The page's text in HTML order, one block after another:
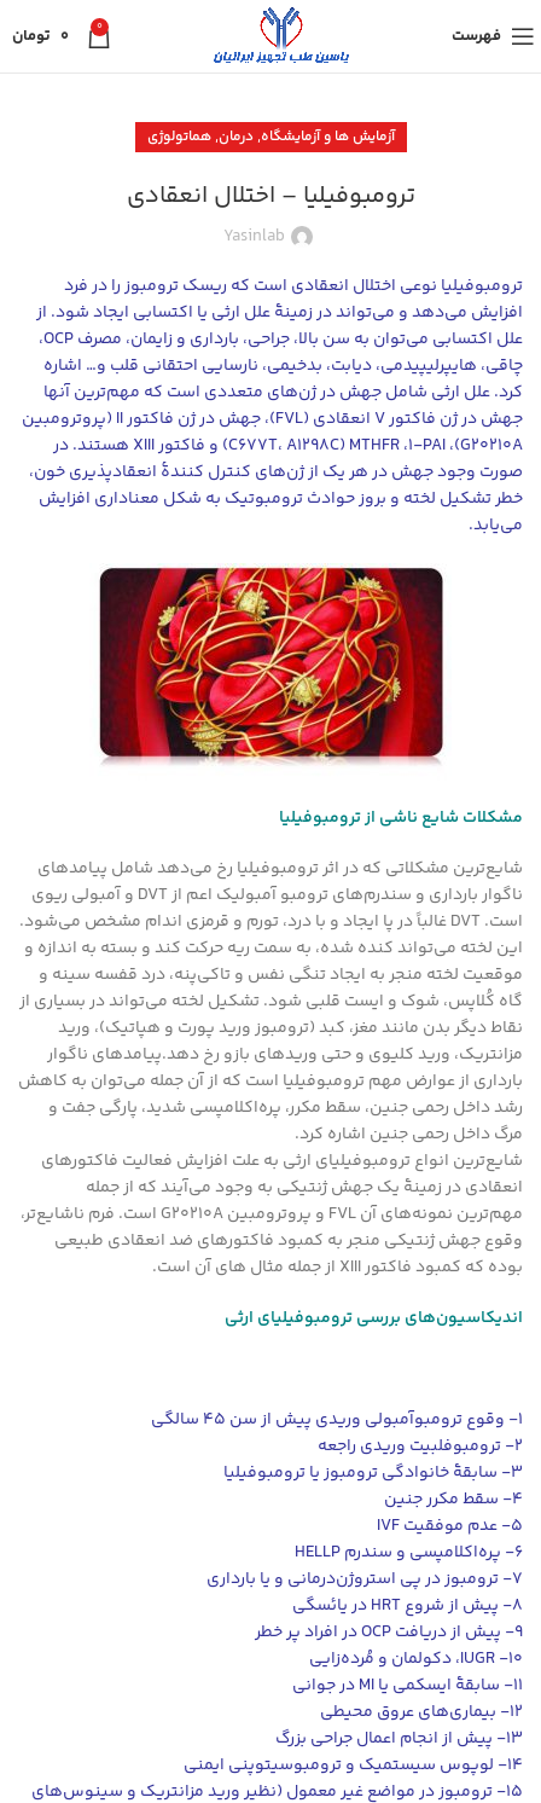
فهرست 0
0 تومان
آزمایش ها و آزمایشگاه,درمان,هماتولوژی
ترومبوفیلیا – اختلال انعقادی
Yasinlab
ترومبوفیلیا نوعی اختلال انعقادی است که ریسک ترومبوز را در فرد
افزایش می‌دهد و می‌تواند در ‌زمینۀ علل ارثی یا اکتسابی ایجاد شود. از
علل اکتسابی می‌توان به سن بالا، جراحی، بارداری و زایمان، مصرف OCP،
چاقی، هایپرلیپیدمی، دیابت، بدخیمی، نارسایی احتقانی قلب و… اشاره
کرد. علل ارثی شامل جهش در ژن‌های متعددی است که مهم‌ترین آنها
جهش در ژن فاکتور V انعقادی (FVL)، جهش در ژن فاکتور II (پروترومبین
G٢٠٢١٠A)، PAI-١، MTHFR (C٦٧٧T، A١٢٩٨C) و فاکتور XIII هستند. در
صورت وجود جهش در هر یک از ژن‌های کنترل کنندۀ انعقادپذیری خون،
خطر تشکیل لخته و بروز حوادث ترومبوتیک به شکل معناداری افزایش
می‌یابد.
مشکلات شایع ناشی از ترومبوفیلیا
شایع‌ترین مشکلاتی که در اثر ترومبوفیلیا رخ می‌دهد شامل پیامدهای
ناگوار بارداری و سندرم‌های ترومبو آمبولیک اعم از DVT و آمبولی ریوی
است. DVT غالباً در پا ایجاد و با درد، تورم و قرمزی اندام مشخص می‌شود.
این لخته می‌تواند کنده شده، به سمت ریه حرکت کند و بسته به اندازه و
موقعیت لخته منجر به ایجاد تنگی نفس و تاکی‌پنه، درد قفسه سینه و
گاه کُلاپس، شوک و ایست قلبی شود. تشکیل لخته می‌تواند در بسیاری از
نقاط دیگر بدن مانند مغز، کبد (ترومبوز ورید پورت و هپاتیک)، ورید
مزانتریک، ورید کلیوی و حتی وریدهای بازو رخ دهد.پیامدهای ناگوار
بارداری از عوارض مهم ترومبوفیلیا است که از آن جمله می‌توان به کاهش
رشد داخل رحمی جنین، سقط مکرر، پره‌اکلامپسی شدید، پارگی جفت و
مرگ داخل رحمی جنین اشاره کرد.
شایع‌ترین انواع ترومبوفیلیای ارثی به علت افزایش فعالیت فاکتورهای
انعقادی در زمینۀ یک جهش ژنتیکی به وجود می‌آیند که از جمله
مهم‌ترین نمونه‌های آن FVL و پروترومبین G٢٠٢١٠A است. فرم ناشایع‌تر،
وقوع جهش ژنتیکی منجر به کمبود فاکتورهای ضد انعقادی طبیعی
بوده که کمبود فاکتور XIII از جمله مثال های آن است.
اندیکاسیون‌های بررسی ترومبوفیلیای ارثی
١- وقوع ترومبوآمبولی وریدی پیش از سن ٤٥ سالگی
٢- ترومبوفلبیت وریدی راجعه
٣- سابقۀ خانوادگی ترومبوز یا ترومبوفیلیا
٤- سقط مکرر جنین
٥- عدم موفقیت IVF
٦- پره‌اکلامپسی و سندرم HELLP
٧- ترومبوز در پی استروژن‌درمانی و یا بارداری
٨- پیش از شروع HRT در یائسگی
٩- پیش از دریافت OCP در افراد پر خطر
١٠- IUGR، دکولمان و مُرده‌زایی
١١- سابقۀ ایسکمی یا MI در جوانی
١٢- بیماری‌های عروق محیطی
١٣- پیش از انجام اعمال جراحی بزرگ
١٤- لوپوس سیستمیک و ترومبوسیتوپنی ایمنی
١٥- ترومبوز در مواضع غیر معمول (نظیر ورید مزانتریک و سینوس‌های